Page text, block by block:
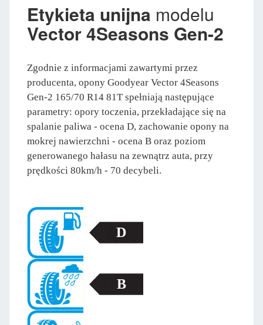
Etykieta unijna modelu
Vector 4Seasons Gen-2
Zgodnie z informacjami zawartymi przez
producenta, opony Goodyear Vector 4Seasons
Gen-2 165/70 R14 81T spełniają następujące
parametry: opory toczenia, przekładające się na
spalanie paliwa - ocena D, zachowanie opony na
mokrej nawierzchni - ocena B oraz poziom
generowanego hałasu na zewnątrz auta, przy
prędkości 80km/h - 70 decybeli.
D
B